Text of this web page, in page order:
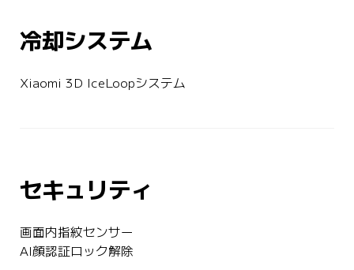
冷却システム
Xiaomi 3D IceLoopシステム
セキュリティ
画面内指紋センサー
AI顔認証ロック解除